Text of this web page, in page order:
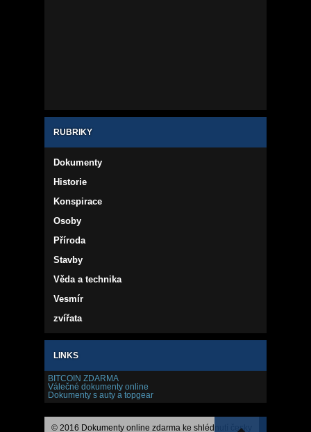
RUBRIKY
Dokumenty
Historie
Konspirace
Osoby
Příroda
Stavby
Věda a technika
Vesmír
zvířata
LINKS
BITCOIN ZDARMA
Válečné dokumenty online
Dokumenty s auty a topgear
© 2016 Dokumenty online zdarma ke shlédnutí česky